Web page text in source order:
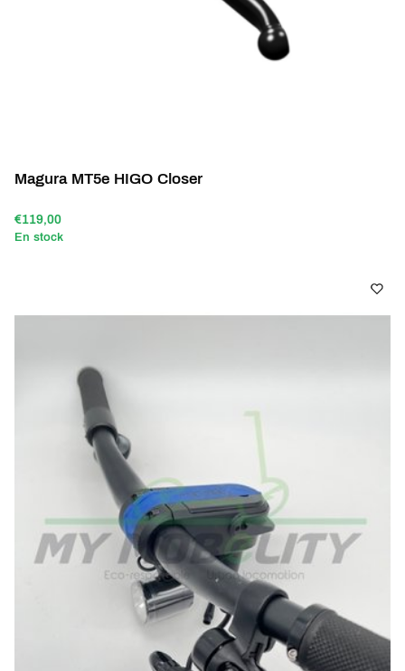
Magura MT5e HIGO Closer
€119,00
En stock